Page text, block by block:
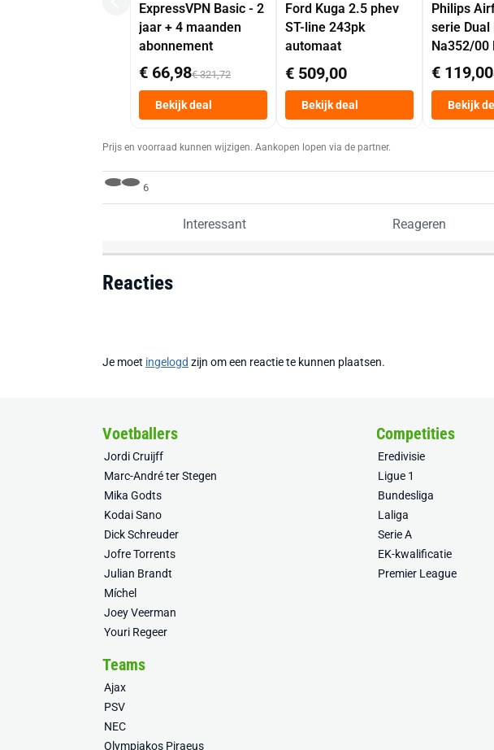
ExpressVPN Basic - 2
jaar + 4 maanden
abonnement
€ 66,98€ 321,72
Bekijk deal
Ford Kuga 2.5 phev
ST-line 243pk
automaat
€ 509,00
Bekijk deal
Philips
serie Dual
Na352/00
Mand 9 L
Personen
Zwart
€ 119,00
Bekijk
Prijs en voorraad kunnen wijzigen. Aankopen lopen via de partner.
6
Interessant Reageren
Reacties
Je moet ingelogd zijn om een reactie te kunnen plaatsen.
Voetballers
Jordi Cruijff
Marc-André ter Stegen
Mika Godts
Kodai Sano
Dick Schreuder
Jofre Torrents
Julian Brandt
Míchel
Joey Veerman
Youri Regeer
Competities
Eredivisie
Ligue 1
Bundesliga
Laliga
Serie A
EK-kwalificatie
Premier League
Teams
Ajax
PSV
NEC
Olympiakos Piraeus